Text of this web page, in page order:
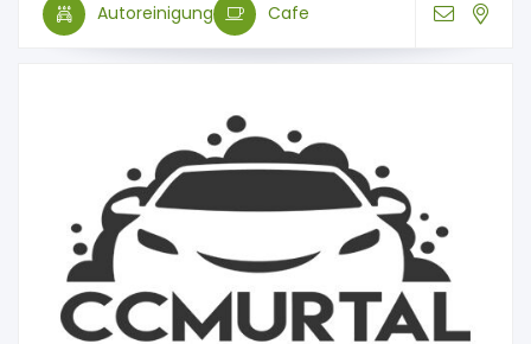
Autoreinigung Cafe